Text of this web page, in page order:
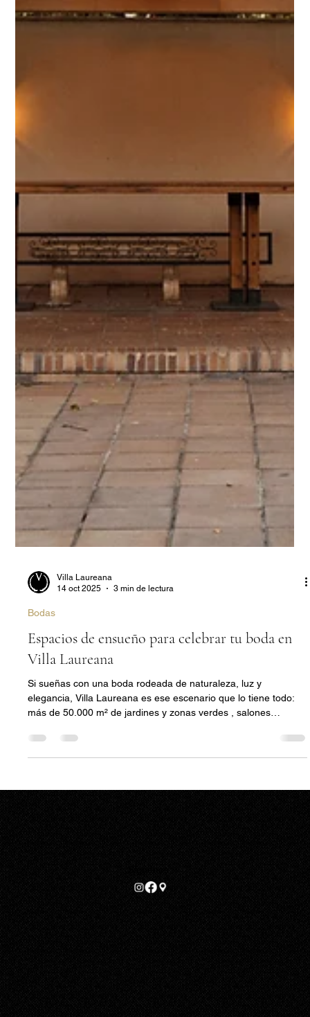
Villa Laureana
14 oct 2025
3 min de lectura
Bodas
Espacios de ensueño para celebrar tu boda en
Si sueñas con una boda rodeada de naturaleza, luz y
elegancia, Villa Laureana es ese escenario que lo tiene todo:
más de 50.000 m² de jardines y zonas verdes , salones
actuales bañados de luz natural y terrazas perfectas para el
cóctel o el banquete al aire libre. Todo, a solo un paso de
Madrid norte, en San Sebastián de los Reyes. Inspirándonos
en la idea de “espacios de ensueño” elegidos por su magia,
personalización y estilo te guiamos por los rincones más
especiales de l
Síguenos